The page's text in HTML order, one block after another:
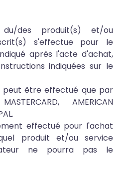
des produit(s) et/ou
s'effectue pour le
après l'acte d'achat,
indiquées sur le
peut être effectué que par
AMERICAN
effectué pour l'achat
produit et/ou service
ne pourra pas le